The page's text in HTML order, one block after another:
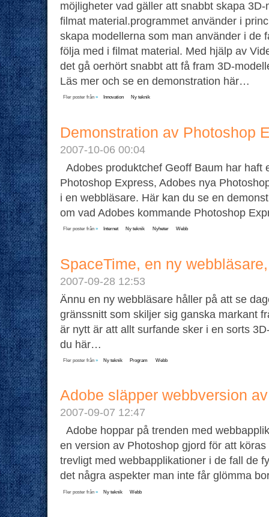
möjligheter vad gäller att snabbt skapa
filmat material.programmet använder i
skapa modellerna som man använder i de
följa med i filmat material. Med hjälp av
det gå oerhört snabbt att få fram 3D-
Läs mer och se en demonstration här…
Fler poster från » Innovation Ny teknik
Demonstration av Photoshop
2007-10-06 00:04
Adobes produktchef Geoff Baum har haft
Photoshop Express, Adobes nya
i en webbläsare. Här kan du se en
om vad Adobes kommande Photoshop
Fler poster från » Internet Ny teknik Nyheter Webb
SpaceTime, en ny
2007-09-28 12:53
Ännu en ny webbläsare håller på att se
gränssnitt som skiljer sig ganska markant
är nytt är att allt surfande sker i en sorts
du här…
Fler poster från » Ny teknik Program Webb
Adobe släpper webbversion
2007-09-07 12:47
Adobe hoppar på trenden med
en version av Photoshop gjord för att
trevligt med webbapplikationer i de fall de
det några aspekter man inte får glömma
Fler poster från » Ny teknik Webb